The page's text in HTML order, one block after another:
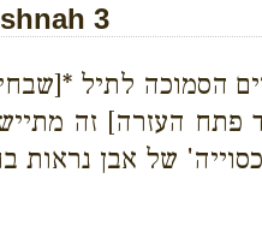
3
הסמוכה לתיל
העזרה] זה
של אבן